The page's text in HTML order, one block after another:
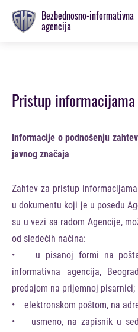
Prebaci
Bezbednosno-informativna
agencija
Pristup
Informacije o podnošenju
javnog značaja
Zahtev za pristup
u dokumentu koji je u posedu
su u vezi sa radom Agencije,
od sledećih načina:
• u pisanoj formi na
informativna agencija,
predajom na prijemnoj pisarnici;
• elektronskom poštom, na
• usmeno, na zapisnik u